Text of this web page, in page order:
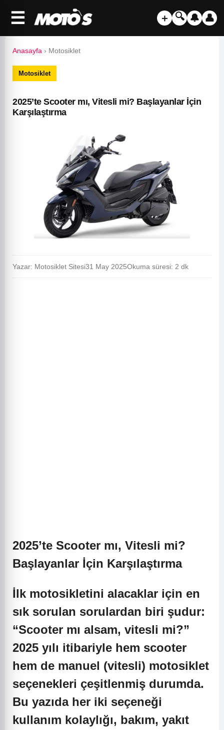
☰ ＋ 🔍 🔔 👤
Anasayfa › Motosiklet
Motosiklet
2025’te Scooter mı, Vitesli mi? Başlayanlar İçin
Karşılaştırma
Yazar: Motosiklet Sitesi31 May 2025Okuma süresi: 2 dk
2025’te Scooter mı, Vitesli mi?
Başlayanlar İçin Karşılaştırma
İlk motosikletini alacaklar için en
sık sorulan sorulardan biri şudur:
“Scooter mı alsam, vitesli mi?”
2025 yılı itibariyle hem scooter
hem de manuel (vitesli) motosiklet
seçenekleri çeşitlenmiş durumda.
Bu yazıda her iki seçeneği
kullanım kolaylığı, bakım, yakıt